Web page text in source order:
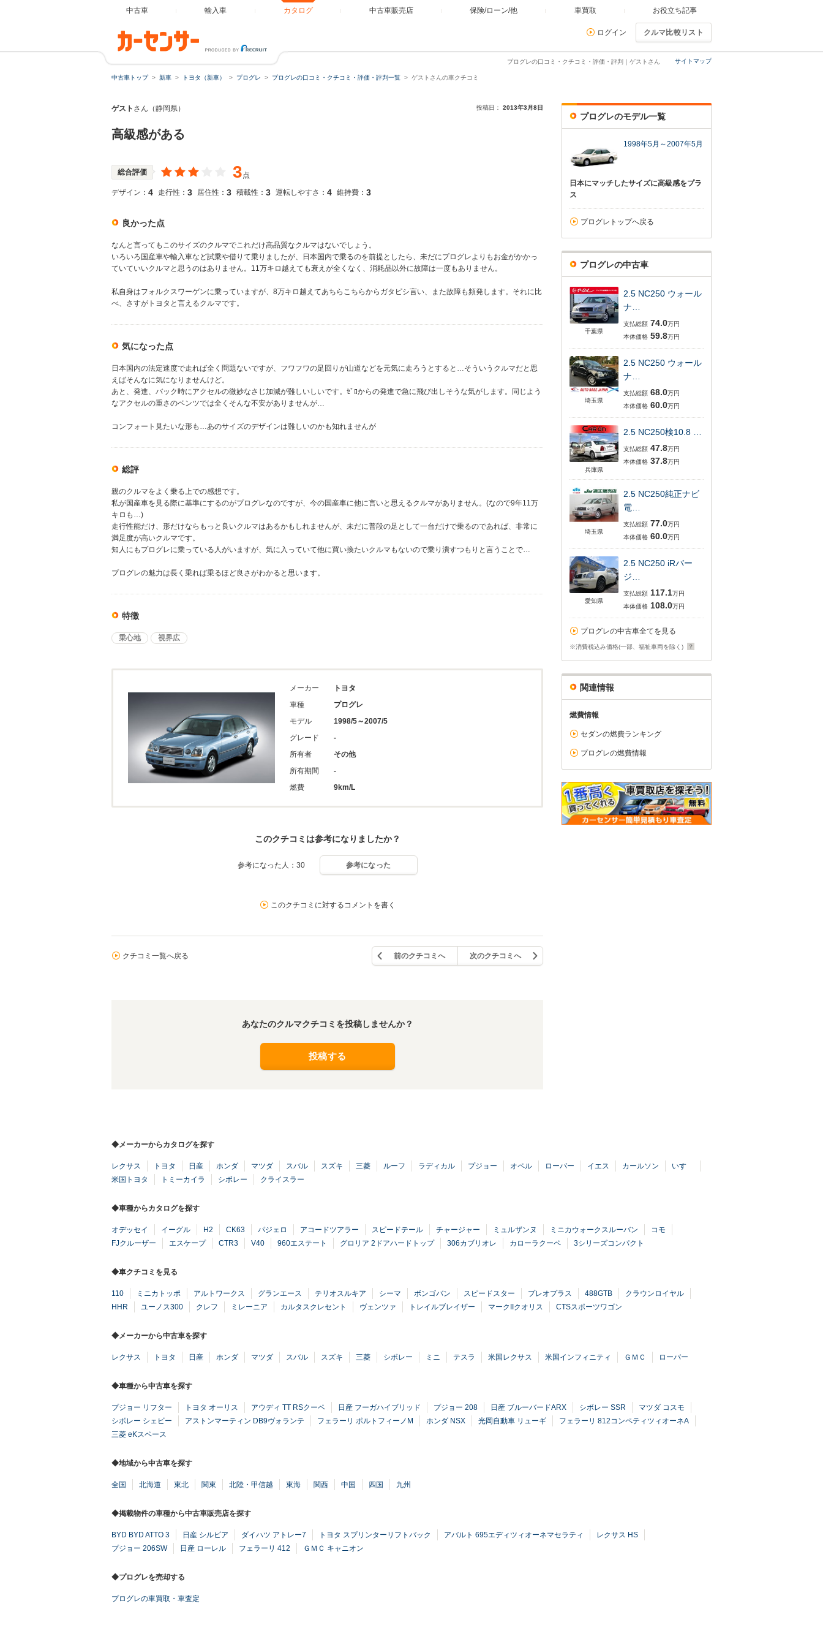
中古車 輸入車 カタログ 中古車販売店 保険/ローン/他 車買取 お役立ち記事
ログイン クルマ比較リスト
サイトマップ
プログレの口コミ・クチコミ・評価・評判｜ゲストさん
中古車トップ 新車 トヨタ（新車） プログレ プログレの口コミ・クチコミ・評価・評判一覧 ゲストさんの車クチコミ
ゲスト さん（静岡県） 投稿日： 2013年3月8日
高級感がある
総合評価 3点
デザイン： 4 走行性： 3 居住性： 3 積載性： 3 運転しやすさ： 4 維持費： 3
良かった点
なんと言ってもこのサイズのクルマでこれだけ高品質なクルマはないでしょう。
いろいろ国産車や輸入車など試乗や借りて乗りましたが、日本国内で乗るのを前提としたら、未だにプログレよりもお金がかかっ
ていていいクルマと思うのはありません。11万キロ越えても衰えが全くなく、消耗品以外に故障は一度もありません。
私自身はフォルクスワーゲンに乗っていますが、8万キロ越えてあちらこちらからガタピシ言い、また故障も頻発します。それに比
べ、さすがトヨタと言えるクルマです。
気になった点
日本国内の法定速度で走れば全く問題ないですが、フワフワの足回りが山道などを元気に走ろうとすると…そういうクルマだと思
えばそんなに気になりませんけど。
あと、発進、バック時にアクセルの微妙なさじ加減が難しいしいです。ｾﾞﾛからの発進で急に飛び出しそうな気がします。同じよう
なアクセルの重さのベンツでは全くそんな不安がありませんが…
コンフォート見たいな形も…あのサイズのデザインは難しいのかも知れませんが
総評
親のクルマをよく乗る上での感想です。
私が国産車を見る際に基準にするのがプログレなのですが、今の国産車に他に言いと思えるクルマがありません。(なので9年11万
キロも…)
走行性能だけ、形だけならもっと良いクルマはあるかもしれませんが、未だに普段の足として一台だけで乗るのであれば、非常に
満足度が高いクルマです。
知人にもプログレに乗っている人がいますが、気に入っていて他に買い換たいクルマもないので乗り潰すつもりと言うことで…
プログレの魅力は長く乗れば乗るほど良さがわかると思います。
特徴
乗心地 視界広
メーカー
トヨタ
車種
プログレ
モデル
1998/5～2007/5
グレード
-
所有者
その他
所有期間
-
燃費
9km/L
このクチコミは参考になりましたか？
参考になった人：30 参考になった
このクチコミに対するコメントを書く
クチコミ一覧へ戻る 前のクチコミへ 次のクチコミへ
あなたのクルマクチコミを投稿しませんか？
投稿する
プログレのモデル一覧
1998年5月～2007年5月
日本にマッチしたサイズに高級感をプラ
ス
プログレトップへ戻る
プログレの中古車
千葉県
2.5 NC250 ウォール
ナ…
支払総額 74.0万円
本体価格 59.8万円
埼玉県
2.5 NC250 ウォール
ナ…
支払総額 68.0万円
本体価格 60.0万円
兵庫県
2.5 NC250検10.8 …
支払総額 47.8万円
本体価格 37.8万円
埼玉県
2.5 NC250純正ナビ
電…
支払総額 77.0万円
本体価格 60.0万円
愛知県
2.5 NC250 iRバー
ジ…
支払総額 117.1万円
本体価格 108.0万円
プログレの中古車全てを見る
※消費税込み価格(一部、福祉車両を除く)
関連情報
燃費情報
セダンの燃費ランキング
プログレの燃費情報
◆メーカーからカタログを探す
レクサス トヨタ 日産 ホンダ マツダ スバル スズキ 三菱 ルーフ ラディカル プジョー オペル ローバー イエス カールソン
いすゞ
米国トヨタ
トミーカイラ シボレー クライスラー
◆車種からカタログを探す
オデッセイ イーグル H2 CK63 パジェロ アコードツアラー スピードテール チャージャー ミュルザンヌ ミニカウォークスルーバン
コモ
FJクルーザー
エスケープ CTR3 V40 960エステート グロリア 2ドアハードトップ 306カブリオレ カローラクーペ 3シリーズコンパクト
◆車クチコミを見る
110 ミニカトッポ アルトワークス グランエース テリオスルキア シーマ ボンゴバン スピードスター プレオプラス 488GTB
クラウンロイヤル
HHR
ユーノス300 クレフ ミレーニア カルタスクレセント ヴェンツァ トレイルブレイザー マークIIクオリス CTSスポーツワゴン
◆メーカーから中古車を探す
レクサス トヨタ 日産 ホンダ マツダ スバル スズキ 三菱 シボレー ミニ テスラ 米国レクサス 米国インフィニティ ＧＭＣ ローバー
◆車種から中古車を探す
プジョー リフター トヨタ オーリス アウディ TT RSクーペ 日産 フーガハイブリッド プジョー 208 日産 ブルーバードARX シボレー SSR
マツダ コスモ
シボレー シェビー
アストンマーティン DB9ヴォランテ フェラーリ ポルトフィーノM ホンダ NSX 光岡自動車 リューギ
フェラーリ 812コンペティツィオーネA
三菱 eKスペース
◆地域から中古車を探す
全国 北海道 東北 関東 北陸・甲信越 東海 関西 中国 四国 九州
◆掲載物件の車種から中古車販売店を探す
BYD BYD ATTO 3 日産 シルビア ダイハツ アトレー7 トヨタ スプリンターリフトバック アバルト 695エディツィオーネマセラティ
レクサス HS
プジョー 206SW
日産 ローレル フェラーリ 412 ＧＭＣ キャニオン
◆プログレを売却する
プログレの車買取・車査定